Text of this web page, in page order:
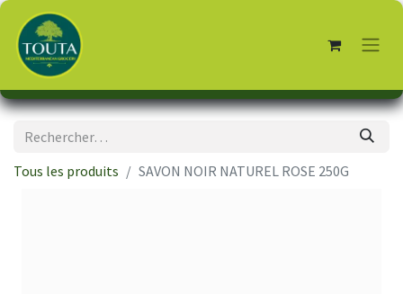
Tous les produits SAVON NOIR NATUREL ROSE 250G